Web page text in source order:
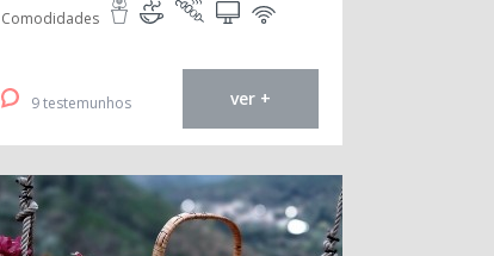
Comodidades
9 testemunhos ver +